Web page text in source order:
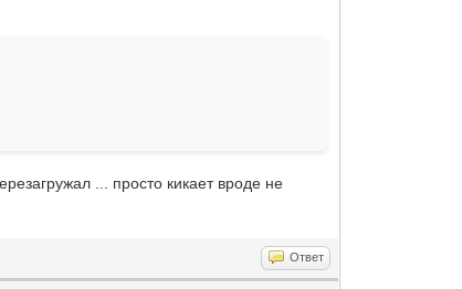
... просто кикает вроде не
Ответ